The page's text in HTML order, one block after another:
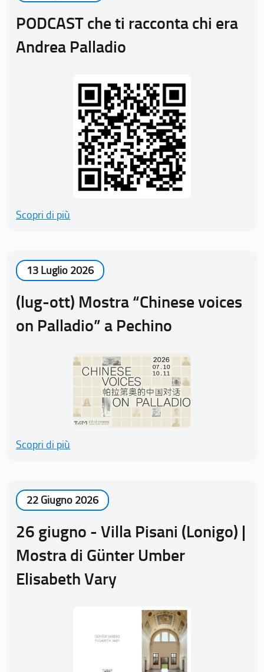
PODCAST che ti racconta chi era
Andrea Palladio
Scopri di più
13 Luglio 2026
(lug-ott) Mostra “Chinese voices
on Palladio” a Pechino
Scopri di più
22 Giugno 2026
26 giugno - Villa Pisani (Lonigo) |
Mostra di Günter Umber
Elisabeth Vary